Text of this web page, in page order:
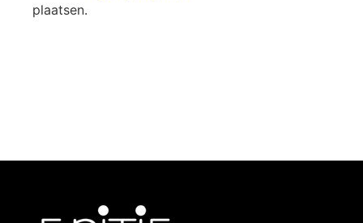
plaatsen.